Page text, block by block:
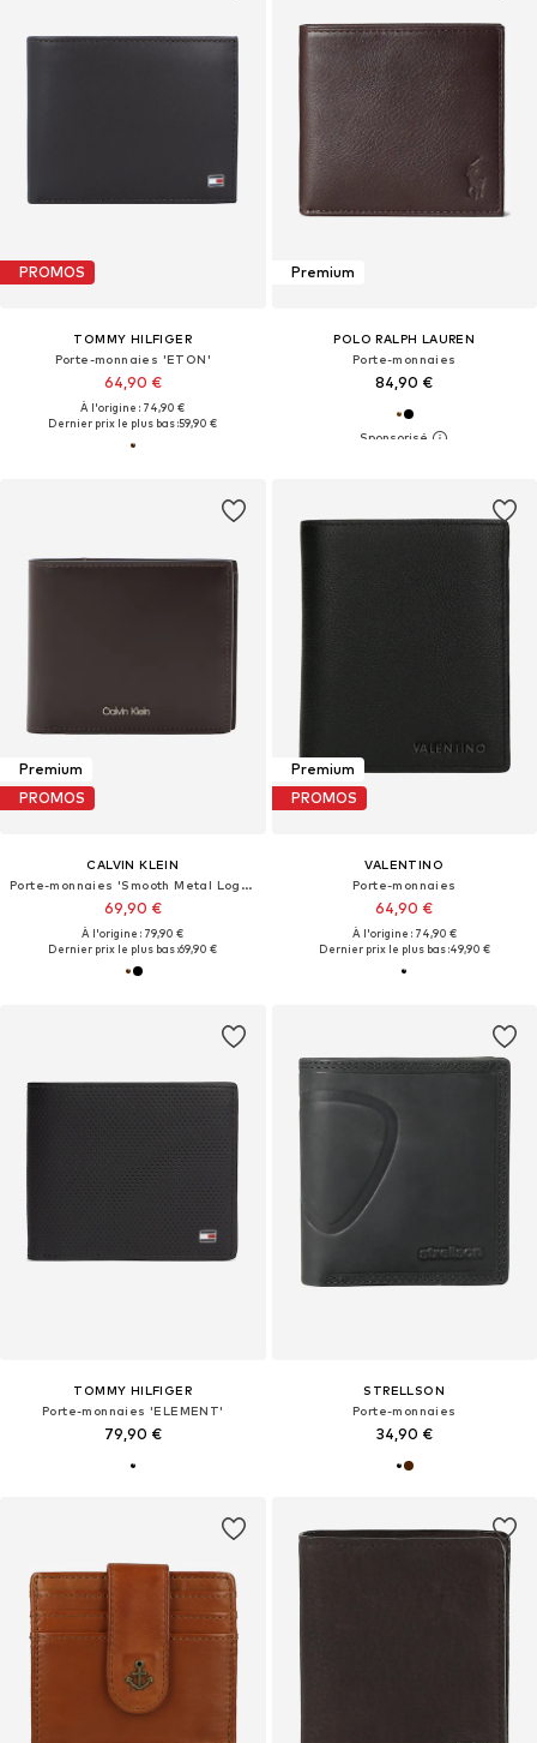
PROMOS
TOMMY HILFIGER
Porte-monnaies 'ETON'
64,90 €
À l'origine : 74,90 €
Dernier prix le plus bas :59,90 €
Premium
POLO RALPH LAUREN
Porte-monnaies
84,90 €
Premium
PROMOS
CALVIN KLEIN
Porte-monnaies 'Smooth Metal Logo Bifold'
69,90 €
À l'origine : 79,90 €
Dernier prix le plus bas :69,90 €
Premium
PROMOS
VALENTINO
Porte-monnaies
64,90 €
À l'origine : 74,90 €
Dernier prix le plus bas :49,90 €
TOMMY HILFIGER
Porte-monnaies 'ELEMENT'
79,90 €
STRELLSON
Porte-monnaies
34,90 €